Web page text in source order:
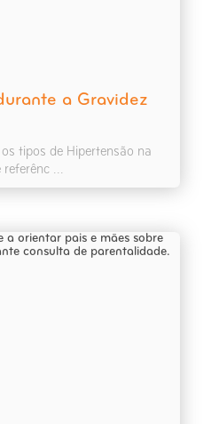
a Gravidez
tipos de Hipertensão na
referênc ...